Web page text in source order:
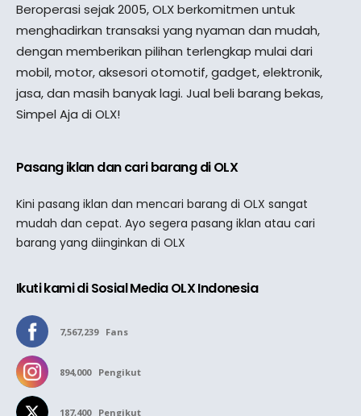
Beroperasi sejak 2005, OLX berkomitmen untuk
menghadirkan transaksi yang nyaman dan mudah,
dengan memberikan pilihan terlengkap mulai dari
mobil, motor, aksesori otomotif, gadget, elektronik,
jasa, dan masih banyak lagi. Jual beli barang bekas,
Simpel Aja di OLX!
Pasang iklan dan cari barang di OLX
Kini pasang iklan dan mencari barang di OLX sangat
mudah dan cepat. Ayo segera pasang iklan atau cari
barang yang diinginkan di OLX
Ikuti kami di Sosial Media OLX Indonesia
7,567,239 Fans
894,000 Pengikut
187,400 Pengikut